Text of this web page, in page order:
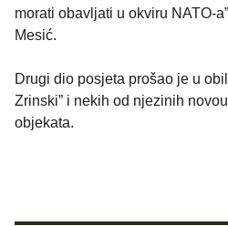
morati obavljati u okviru NATO-
Mesić.
Drugi dio posjeta prošao je u
Zrinski” i nekih od njezinih
objekata.